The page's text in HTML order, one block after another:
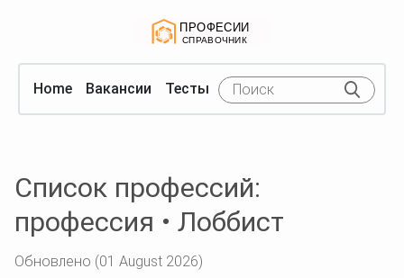
Home Вакансии Тесты
Список профессий:
профессия • Лоббист
Обновлено (01 August 2026)